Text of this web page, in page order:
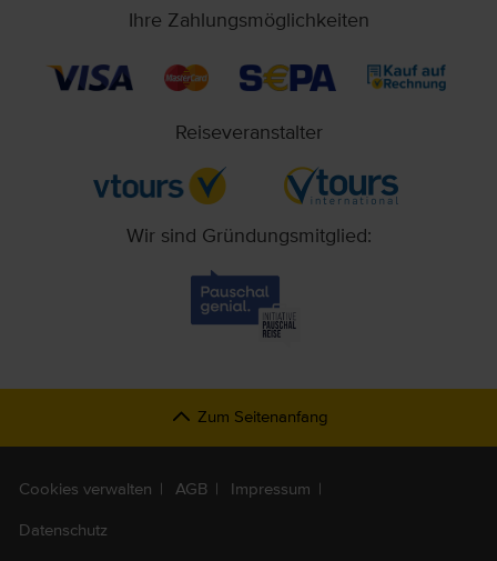
Ihre Zahlungsmöglichkeiten
Reiseveranstalter
Wir sind Gründungsmitglied:
Zum Seitenanfang
Cookies verwalten AGB Impressum
Datenschutz